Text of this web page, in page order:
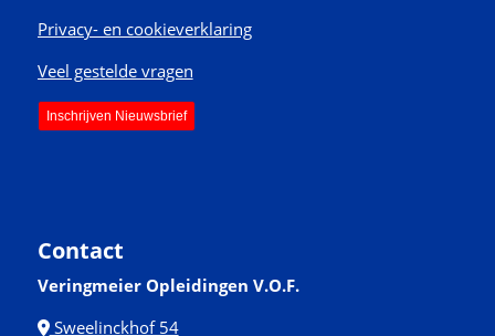
Privacy- en cookieverklaring
Veel gestelde vragen
Inschrijven Nieuwsbrief
Contact
Veringmeier Opleidingen V.O.F.
Sweelinckhof 54